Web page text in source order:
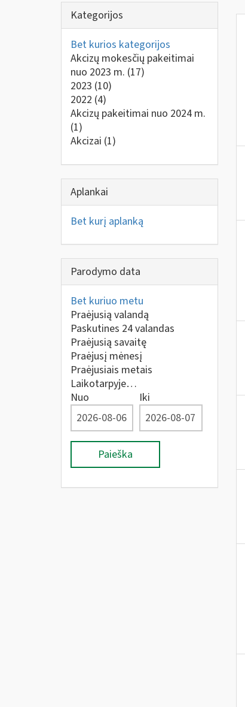
Kategorijos
Bet kurios kategorijos
Akcizų mokesčių pakeitimai
nuo 2023 m. (17)
2023 (10)
2022 (4)
Akcizų pakeitimai nuo 2024 m.
(1)
Akcizai (1)
Aplankai
Bet kurį aplanką
Parodymo data
Bet kuriuo metu
Praėjusią valandą
Paskutines 24 valandas
Praėjusią savaitę
Praėjusį mėnesį
Praėjusiais metais
Laikotarpyje…
Nuo
Iki
Paieška